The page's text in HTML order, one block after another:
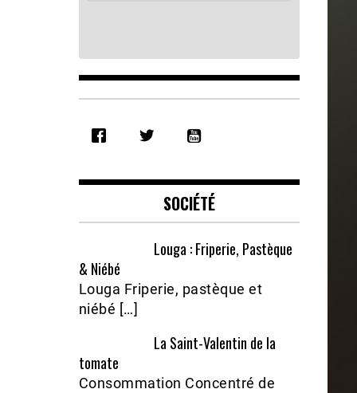
RSS FEED
EMBED
SOCIÉTÉ
Louga : Friperie, Pastèque
& Niébé
Louga Friperie, pastèque et
niébé […]
La Saint-Valentin de la
tomate
Consommation Concentré de